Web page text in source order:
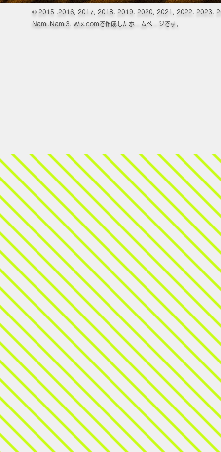
© 2015 ,2016, 2017, 2018, 2019, 2020, 2021, 2022, 2023,
Nami.Nami3. Wix.comで作成したホームページです。